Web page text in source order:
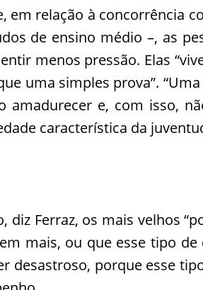
em relação à concorrência
de ensino médio –, as
menos pressão. Elas
uma simples prova”.
amadurecer e, com isso,
característica da
diz Ferraz, os mais velhos
mais, ou que esse tipo de
desastroso, porque esse